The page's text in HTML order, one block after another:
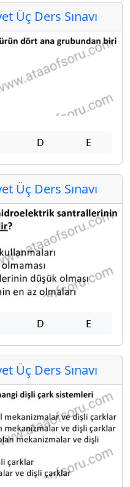
Üç Ders Sınavı
D E
Üç Ders Sınavı
D E
Üç Ders Sınavı